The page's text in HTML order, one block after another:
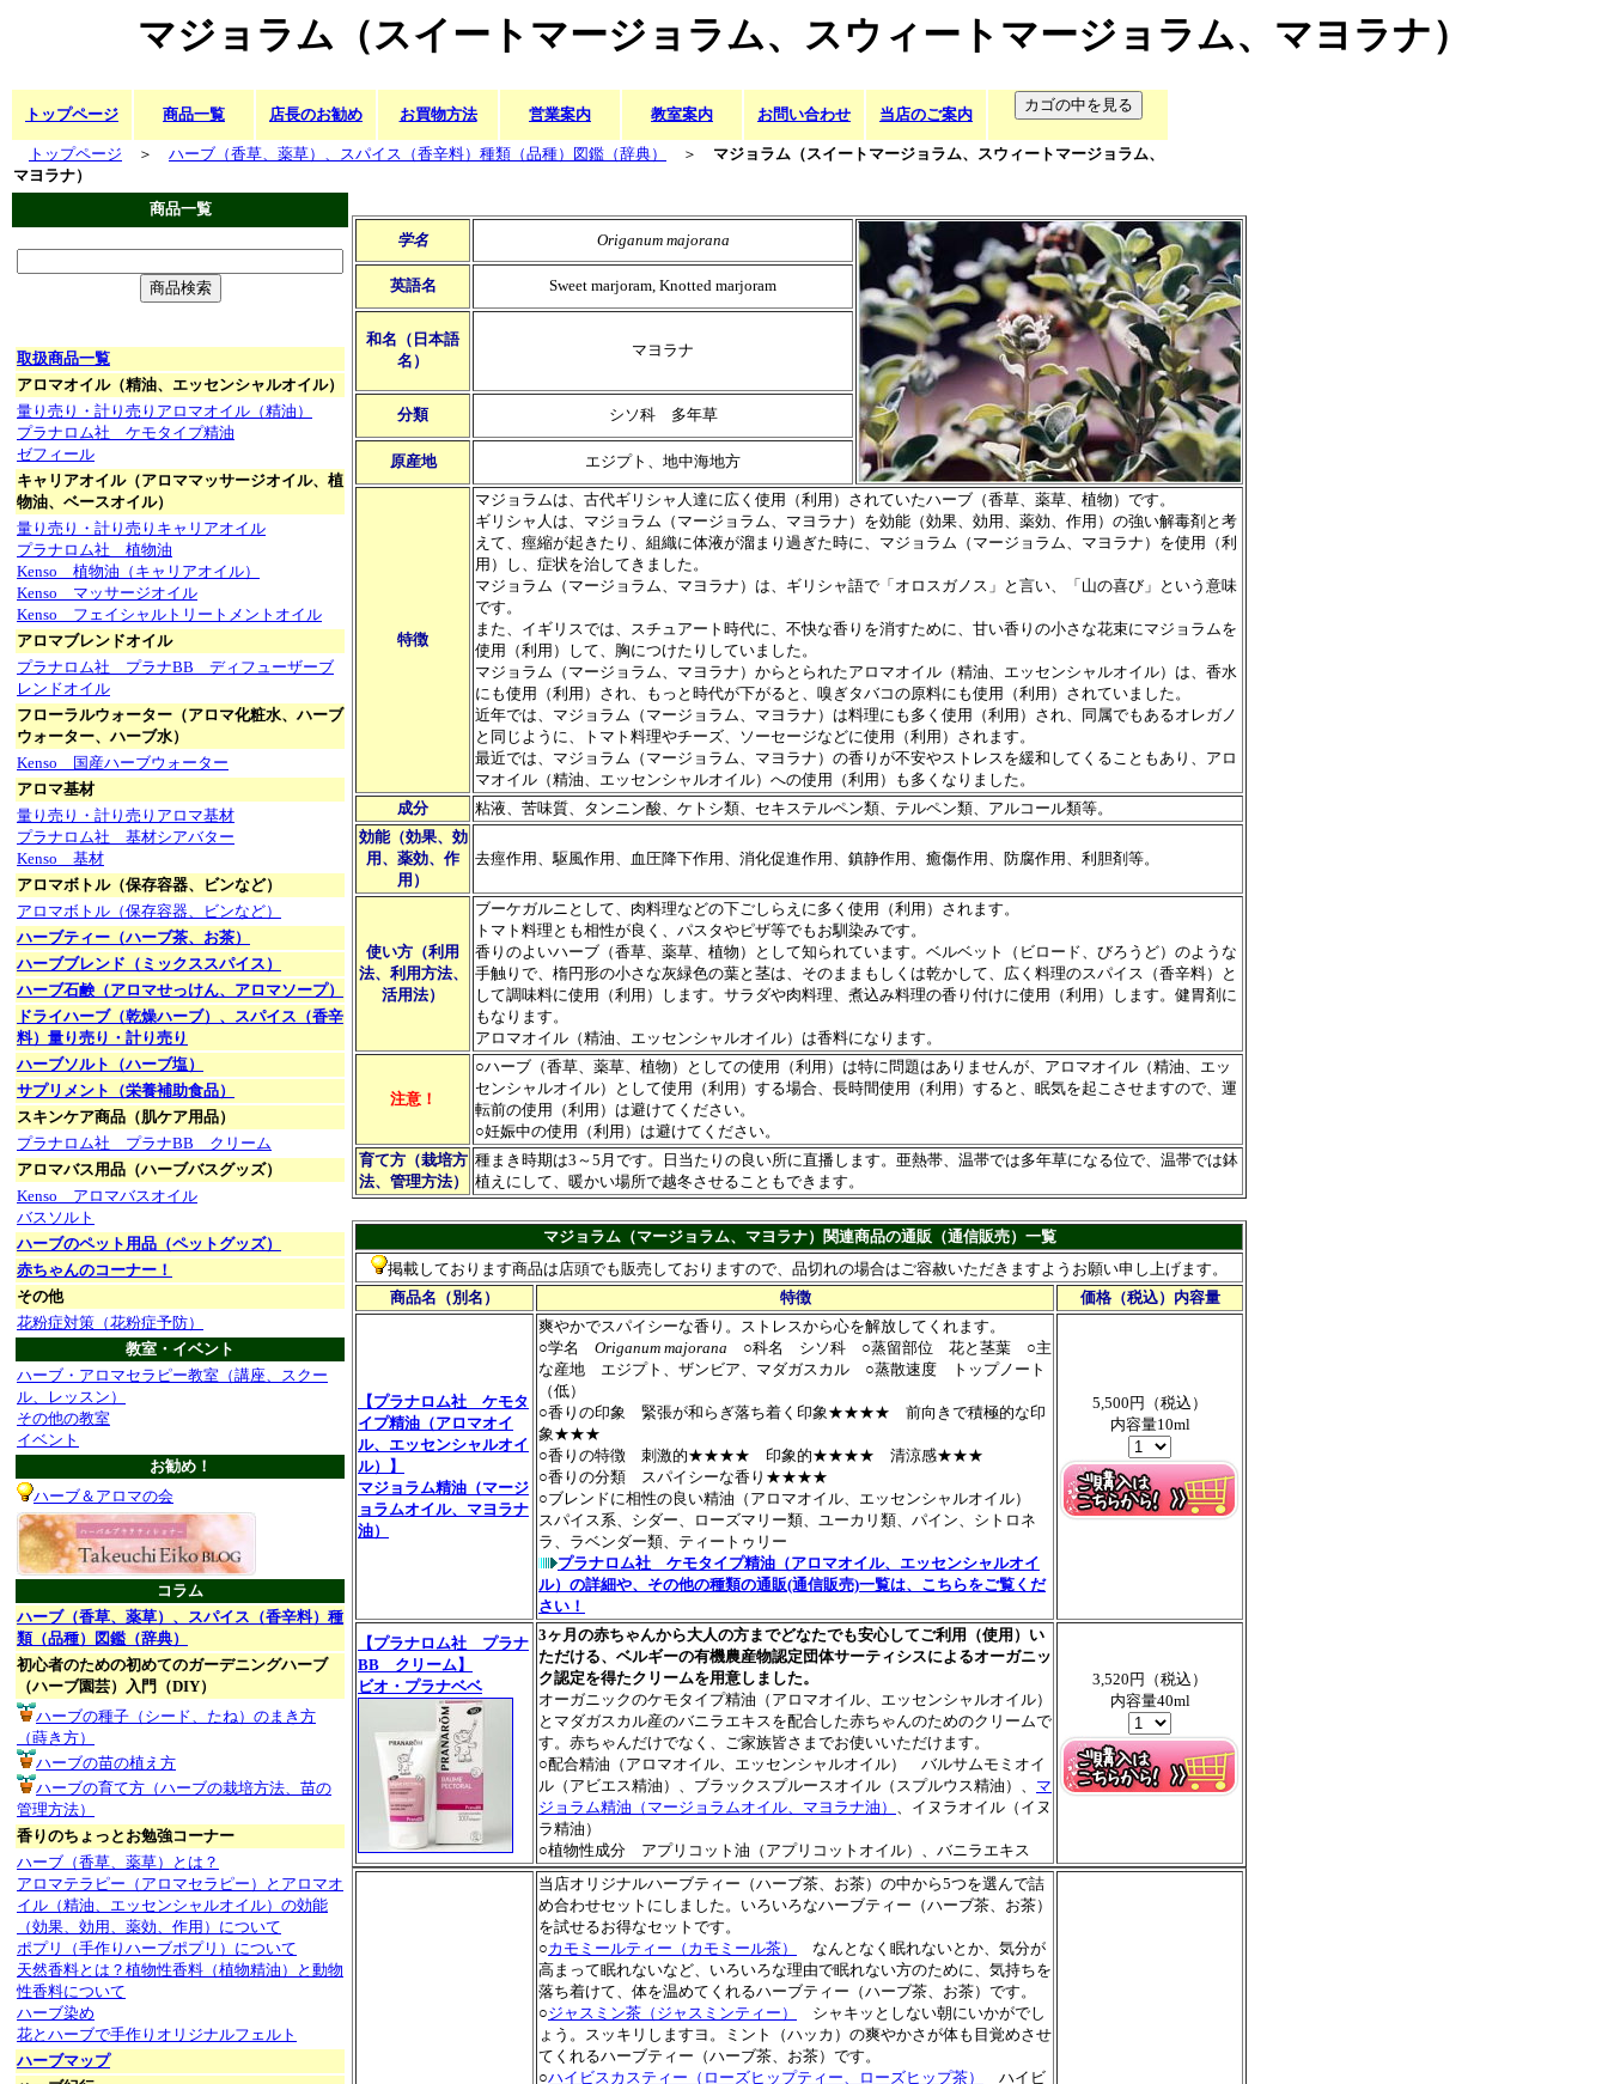
マジョラム（スイートマージョラム、スウィートマージョラム、マヨラナ）
トップページ 商品一覧 店長のお勧め お買物方法 営業案内 教室案内 お問い合わせ 当店のご案内
トップページ ＞ ハーブ（香草、薬草）、スパイス（香辛料）種類（品種）図鑑（辞典） ＞ マジョラム（スイートマージョラム、スウィートマージョラム、
マヨラナ）
商品一覧
学名
Origanum majorana
英語名 Sweet marjoram, Knotted marjoram
和名（日本語
名）
マヨラナ
分類 シソ科 多年草
原産地 エジプト、地中海地方
特徴
マジョラムは、古代ギリシャ人達に広く使用（利用）されていたハーブ（香草、薬草、植物）です。
ギリシャ人は、マジョラム（マージョラム、マヨラナ）を効能（効果、効用、薬効、作用）の強い解毒剤と考
えて、痙縮が起きたり、組織に体液が溜まり過ぎた時に、マジョラム（マージョラム、マヨラナ）を使用（利
用）し、症状を治してきました。
マジョラム（マージョラム、マヨラナ）は、ギリシャ語で「オロスガノス」と言い、「山の喜び」という意味
です。
また、イギリスでは、スチュアート時代に、不快な香りを消すために、甘い香りの小さな花束にマジョラムを
使用（利用）して、胸につけたりしていました。
マジョラム（マージョラム、マヨラナ）からとられたアロマオイル（精油、エッセンシャルオイル）は、香水
にも使用（利用）され、もっと時代が下がると、嗅ぎタバコの原料にも使用（利用）されていました。
近年では、マジョラム（マージョラム、マヨラナ）は料理にも多く使用（利用）され、同属でもあるオレガノ
と同じように、トマト料理やチーズ、ソーセージなどに使用（利用）されます。
最近では、マジョラム（マージョラム、マヨラナ）の香りが不安やストレスを緩和してくることもあり、アロ
マオイル（精油、エッセンシャルオイル）への使用（利用）も多くなりました。
成分
粘液、苦味質、タンニン酸、ケトシ類、セキステルペン類、テルペン類、アルコール類等。
効能（効果、効
用、薬効、作
用）
去痙作用、駆風作用、血圧降下作用、消化促進作用、鎮静作用、癒傷作用、防腐作用、利胆剤等。
使い方（利用
法、利用方法、
活用法）
ブーケガルニとして、肉料理などの下ごしらえに多く使用（利用）されます。
トマト料理とも相性が良く、パスタやピザ等でもお馴染みです。
香りのよいハーブ（香草、薬草、植物）として知られています。ベルベット（ビロード、びろうど）のような
手触りで、楕円形の小さな灰緑色の葉と茎は、そのままもしくは乾かして、広く料理のスパイス（香辛料）と
して調味料に使用（利用）します。サラダや肉料理、煮込み料理の香り付けに使用（利用）します。健胃剤に
もなります。
アロマオイル（精油、エッセンシャルオイル）は香料になります。
注意！
○ハーブ（香草、薬草、植物）としての使用（利用）は特に問題はありませんが、アロマオイル（精油、エッ
センシャルオイル）として使用（利用）する場合、長時間使用（利用）すると、眠気を起こさせますので、運
転前の使用（利用）は避けてください。
○妊娠中の使用（利用）は避けてください。
育て方（栽培方
法、管理方法）
種まき時期は3～5月です。日当たりの良い所に直播します。亜熱帯、温帯では多年草になる位で、温帯では鉢
植えにして、暖かい場所で越冬させることもできます。
マジョラム（マージョラム、マヨラナ）関連商品の通販（通信販売）一覧
掲載しております商品は店頭でも販売しておりますので、品切れの場合はご容赦いただきますようお願い申し上げます。
商品名 （別名） 特徴 価格（税込）内容量
【プラナロム社 ケモタ
イプ精油（アロマオイ
ル、エッセンシャルオイ
ル）】
マジョラム精油（マージ
ョラムオイル、マヨラナ
油）
爽やかでスパイシーな香り。ストレスから心を解放してくれます。
○学名 Origanum majorana ○科名 シソ科 ○蒸留部位 花と茎葉 ○主
な産地 エジプト、ザンビア、マダガスカル ○蒸散速度 トップノート
（低）
○香りの印象 緊張が和らぎ落ち着く印象★★★★ 前向きで積極的な印
象★★★
○香りの特徴 刺激的★★★★ 印象的★★★★ 清涼感★★★
○香りの分類 スパイシーな香り★★★★
○ブレンドに相性の良い精油（アロマオイル、エッセンシャルオイル）
スパイス系、シダー、ローズマリー類、ユーカリ類、パイン、シトロネ
ラ、ラベンダー類、ティートゥリー
プラナロム社 ケモタイプ精油（アロマオイル、エッセンシャルオイ
ル）の詳細や、その他の種類の通販(通信販売)一覧は、こちらをご覧くだ
さい！
5,500円（税込）
内容量10ml
【プラナロム社 プラナ
BB クリーム】
ビオ・プラナベベ
3ヶ月の赤ちゃんから大人の方までどなたでも安心してご利用（使用）い
ただける、ベルギーの有機農産物認定団体サーティシスによるオーガニッ
ク認定を得たクリームを用意しました。
オーガニックのケモタイプ精油（アロマオイル、エッセンシャルオイル）
とマダガスカル産のバニラエキスを配合した赤ちゃんのためのクリームで
す。赤ちゃんだけでなく、ご家族皆さまでお使いいただけます。
○配合精油（アロマオイル、エッセンシャルオイル） バルサムモミオイ
ル（アビエス精油）、ブラックスプルースオイル（スプルウス精油）、 マ
ジョラム精油（マージョラムオイル、マヨラナ油） 、イヌラオイル（イヌ
ラ精油）
○植物性成分 アプリコット油（アプリコットオイル）、バニラエキス
3,520円（税込）
内容量40ml
当店オリジナルハーブティー（ハーブ茶、お茶）の中から5つを選んで詰
め合わせセットにしました。いろいろなハーブティー（ハーブ茶、お茶）
を試せるお得なセットです。
○カモミールティー（カモミール茶）
なんとなく眠れないとか、気分が
高まって眠れないなど、いろいろな理由で眠れない方のために、気持ちを
落ち着けて、体を温めてくれるハーブティー（ハーブ茶、お茶）です。
○ジャスミン茶（ジャスミンティー）
シャキッとしない朝にいかがでし
ょう。スッキリしますヨ。ミント（ハッカ）の爽やかさが体も目覚めさせ
てくれるハーブティー（ハーブ茶、お茶）です。
○ハイビスカスティー（ローズヒップティー、ローズヒップ茶）
ハイビ
取扱商品一覧
アロマオイル（精油、エッセンシャルオイル）
量り売り・計り売りアロマオイル（精油）
プラナロム社 ケモタイプ精油
ゼフィール
キャリアオイル（アロママッサージオイル、植
物油、ベースオイル）
量り売り・計り売りキャリアオイル
プラナロム社 植物油
Kenso 植物油（キャリアオイル）
Kenso マッサージオイル
Kenso フェイシャルトリートメントオイル
アロマブレンドオイル
プラナロム社 プラナBB ディフューザーブ
レンドオイル
フローラルウォーター（アロマ化粧水、ハーブ
ウォーター、ハーブ水）
Kenso 国産ハーブウォーター
アロマ基材
量り売り・計り売りアロマ基材
プラナロム社 基材シアバター
Kenso 基材
アロマボトル（保存容器、ビンなど）
アロマボトル（保存容器、ビンなど）
ハーブティー（ハーブ茶、お茶）
ハーブブレンド（ミックススパイス）
ハーブ石鹸（アロマせっけん、アロマソープ）
ドライハーブ（乾燥ハーブ）、スパイス（香辛
料）量り売り・計り売り
ハーブソルト（ハーブ塩）
サプリメント（栄養補助食品）
スキンケア商品（肌ケア用品）
プラナロム社 プラナBB クリーム
アロマバス用品（ハーブバスグッズ）
Kenso アロマバスオイル
バスソルト
ハーブのペット用品（ペットグッズ）
赤ちゃんのコーナー！
その他
花粉症対策（花粉症予防）
教室・イベント
ハーブ・アロマセラピー教室（講座、スクー
ル、レッスン）
その他の教室
イベント
お勧め！
ハーブ＆アロマの会
コラム
ハーブ（香草、薬草）、スパイス（香辛料）種
類（品種）図鑑（辞典）
初心者のための初めてのガーデニングハーブ
（ハーブ園芸）入門（DIY）
ハーブの種子（シード、たね）のまき方
（蒔き方）
ハーブの苗の植え方
ハーブの育て方（ハーブの栽培方法、苗の
管理方法）
香りのちょっとお勉強コーナー
ハーブ（香草、薬草）とは？
アロマテラピー（アロマセラピー）とアロマオ
イル（精油、エッセンシャルオイル）の効能
（効果、効用、薬効、作用）について
ポプリ（手作りハーブポプリ）について
天然香料とは？植物性香料（植物精油）と動物
性香料について
ハーブ染め
花とハーブで手作りオリジナルフェルト
ハーブマップ